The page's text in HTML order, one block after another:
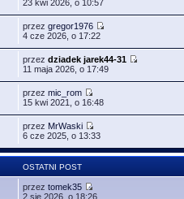
23 kwi 2026, o 10:57
przezgregor1976
4 cze 2026, o 17:22
przezdziadek jarek44-31
11 maja 2026, o 17:49
przezmic_rom
15 kwi 2021, o 16:48
przez MrWaski
6 cze 2025, o 13:33
OSTATNI POST
przeztomek35
2 sie 2026, o 18:26